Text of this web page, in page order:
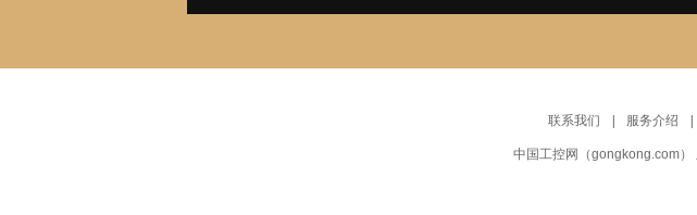
联系我们 服务介绍
中国工控网 （gongkong.com）